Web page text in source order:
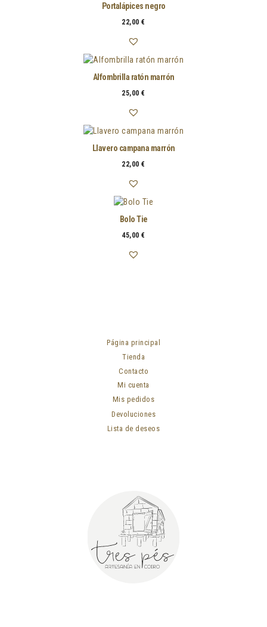
Portalápices negro
22,00€
Alfombrilla ratón marrón
25,00€
Llavero campana marrón
22,00€
Bolo Tie
45,00€
Página principal
Tienda
Contacto
Mi cuenta
Mis pedidos
Devoluciones
Lista de deseos